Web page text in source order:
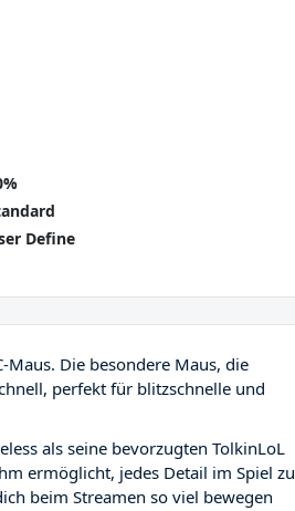
Define
Maus. Die besondere Maus, die
perfekt für blitzschnelle und
als seine bevorzugten TolkinLoL
ermöglicht, jedes Detail im Spiel zu
beim Streamen so viel bewegen